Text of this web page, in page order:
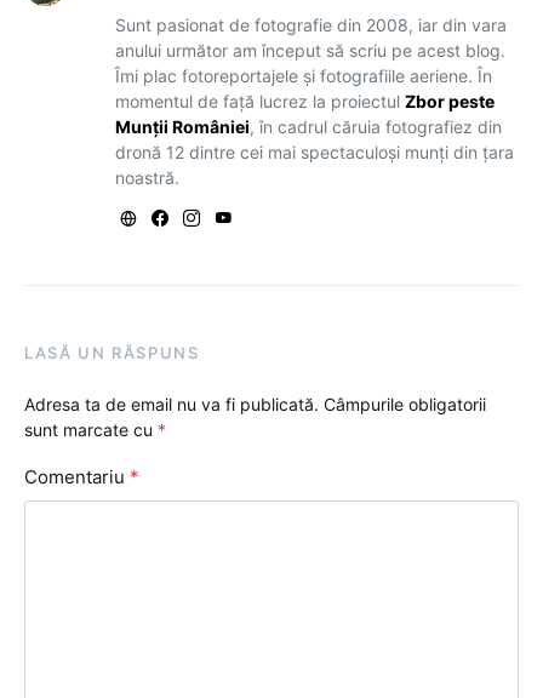
Sunt pasionat de fotografie din 2008, iar din vara
anului următor am început să scriu pe acest blog.
Îmi plac fotoreportajele și fotografiile aeriene. În
momentul de față lucrez la proiectul Zbor peste
Munții României, în cadrul căruia fotografiez din
dronă 12 dintre cei mai spectaculoși munți din țara
noastră.
LASĂ UN RĂSPUNS
Adresa ta de email nu va fi publicată. Câmpurile obligatorii
sunt marcate cu *
Comentariu *